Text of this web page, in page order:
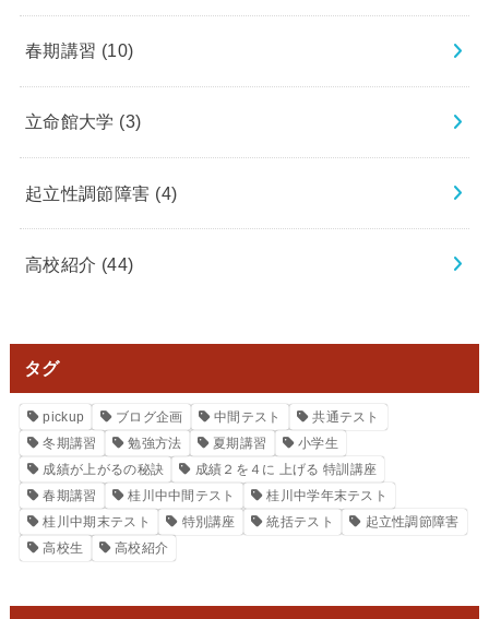
春期講習 (10)
立命館大学 (3)
起立性調節障害 (4)
高校紹介 (44)
タグ
pickup ブログ企画 中間テスト
共通テスト
冬期講習
勉強方法 夏期講習
小学生
成績が上がるの秘訣
成績２を４に 上げる 特訓講座
春期講習
桂川中中間テスト
桂川中学年末テスト
桂川中期末テスト
特別講座 統括テスト
起立性調節障害
高校生
高校紹介